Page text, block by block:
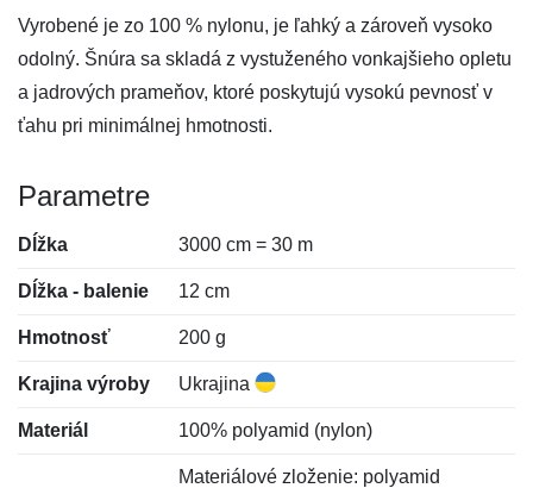
Vyrobené je zo 100 % nylonu, je ľahký a zároveň vysoko
odolný. Šnúra sa skladá z vystuženého vonkajšieho opletu
a jadrových prameňov, ktoré poskytujú vysokú pevnosť v
ťahu pri minimálnej hmotnosti.
Parametre
Dĺžka 3000 cm = 30 m
Dĺžka - balenie 12 cm
Hmotnosť 200 g
Krajina výroby Ukrajina
Materiál 100% polyamid (nylon)
Materiálové zloženie: polyamid